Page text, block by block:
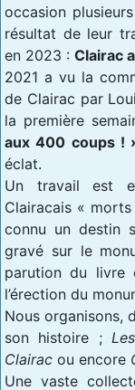
occasion
résultat de leur
en 2023 : Clairac
2021 a vu la
de Clairac par
la première
aux 400 coups !
éclat.
Un travail est
Clairacais «
connu un destin
gravé sur le
parution du livre
l’érection du
Nous organisons,
son histoire ;
Clairac ou encore
Une vaste